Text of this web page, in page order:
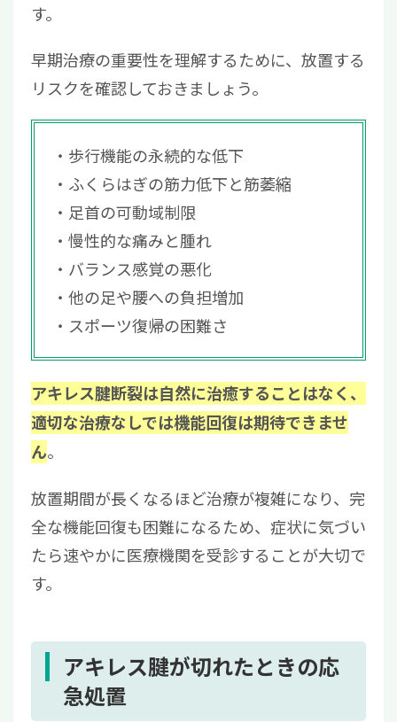
す。
早期治療の重要性を理解するために、放置する
リスクを確認しておきましょう。
歩行機能の永続的な低下
ふくらはぎの筋力低下と筋萎縮
足首の可動域制限
慢性的な痛みと腫れ
バランス感覚の悪化
他の足や腰への負担増加
スポーツ復帰の困難さ
アキレス腱断裂は自然に治癒することはなく、
適切な治療なしでは機能回復は期待できませ
ん。
放置期間が長くなるほど治療が複雑になり、完
全な機能回復も困難になるため、症状に気づい
たら速やかに医療機関を受診することが大切で
す。
アキレス腱が切れたときの応
急処置